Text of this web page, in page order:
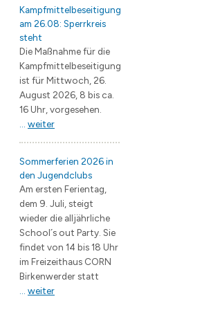
Kampfmittelbeseitigung
am 26.08: Sperrkreis
steht
Die Maßnahme für die
Kampfmittelbeseitigung
ist für Mittwoch, 26.
August 2026, 8 bis ca.
16 Uhr, vorgesehen.
weiter
Sommerferien 2026 in
den Jugendclubs
Am ersten Ferientag,
dem 9. Juli, steigt
wieder die alljährliche
School´s out Party. Sie
findet von 14 bis 18 Uhr
im Freizeithaus CORN
Birkenwerder statt
weiter